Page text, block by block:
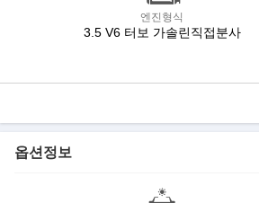
엔진형식
3.5 V6 터보 가솔린직접분사
옵션정보